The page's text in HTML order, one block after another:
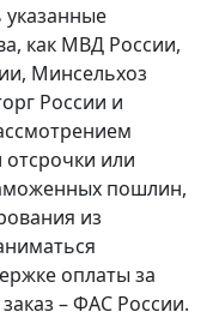
указанные
как МВД России,
Минсельхоз
России и
или
пошлин,
из
оплаты за
– ФАС России.